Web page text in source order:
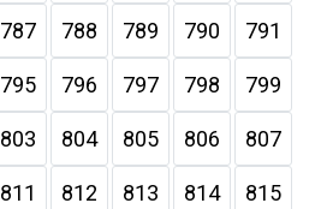
787 788 789 790 791
795 796 797 798 799
803 804 805 806 807
811 812 813 814 815